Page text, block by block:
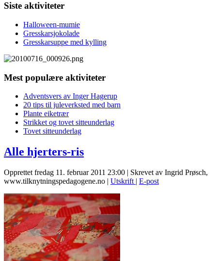
Siste aktiviteter
Halloween-mumie
Gresskarsjokolade
Gresskarsuppe med kylling
Mest populære aktiviteter
Adventsvers av Inger Hagerup
20 tips til juleverksted med barn
Plante eiketrær
Strikket og tovet sitteunderlag
Tovet sitteunderlag
Alle hjerters-ris
Opprettet fredag 11. februar 2011 23:00 | Skrevet av Ingrid Prøsch,
www.tilknytningspedagogene.no | Utskrift | E-post